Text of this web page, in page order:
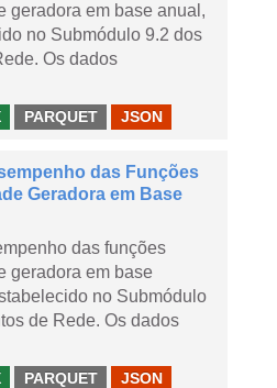
geradora em base anual,
no Submódulo 9.2 dos
Os dados
PARQUET JSON
das Funções
Geradora em Base
das funções
geradora em base
no Submódulo
de Rede. Os dados
PARQUET JSON